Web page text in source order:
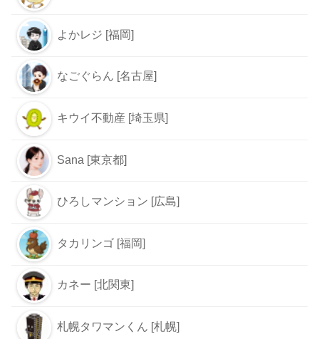
よかレジ [福岡]
なごぐらん [名古屋]
キウイ不動産 [埼玉県]
Sana [東京都]
ひろしマンション [広島]
タカリンゴ [福岡]
カネー [北関東]
札幌タワマンくん [札幌]